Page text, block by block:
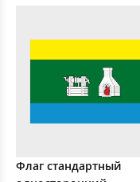
Флаг стандартный